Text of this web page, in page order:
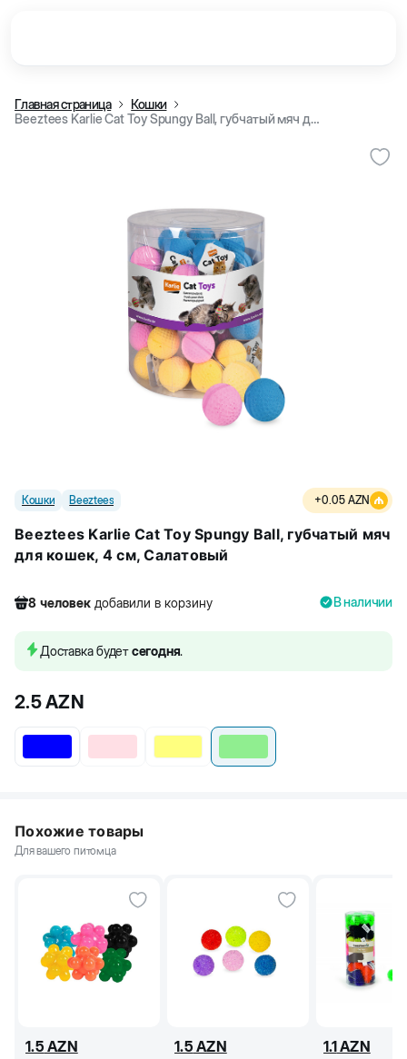
Главная страница
Кошки
Beeztees Karlie Cat Toy Spungy Ball, губчатый мяч для кошек, 4 см, Салатовый
Кошки Beeztees +0.05 AZN
Beeztees Karlie Cat Toy Spungy Ball, губчатый мяч
для кошек, 4 см, Салатовый
8 человек добавили в корзину
13 человек купили товар
В наличии
Доставка будетсегодня.
2.5AZN
Похожие товары
Для вашего питомца
1.5 AZN 1.5 AZN 1.1AZN